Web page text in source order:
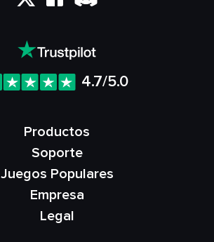
4.7/5.0
Productos
Soporte
Juegos Populares
Empresa
Legal